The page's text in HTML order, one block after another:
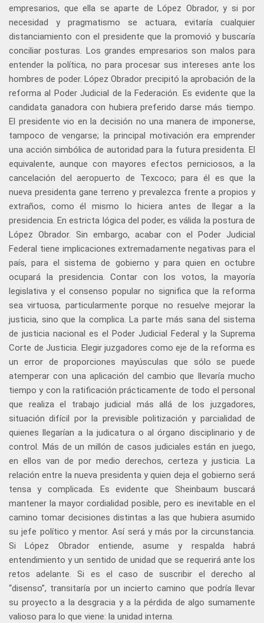
empresarios, que ella se aparte de López Obrador, y si por
necesidad y pragmatismo se actuara, evitaría cualquier
distanciamiento con el presidente que la promovió y buscaría
conciliar posturas. Los grandes empresarios son malos para
entender la política, no para procesar sus intereses ante los
hombres de poder. López Obrador precipitó la aprobación de la
reforma al Poder Judicial de la Federación. Es evidente que la
candidata ganadora con hubiera preferido darse más tiempo.
El presidente vio en la decisión no una manera de imponerse,
tampoco de vengarse; la principal motivación era emprender
una acción simbólica de autoridad para la futura presidenta. El
equivalente, aunque con mayores efectos perniciosos, a la
cancelación del aeropuerto de Texcoco; para él es que la
nueva presidenta gane terreno y prevalezca frente a propios y
extraños, como él mismo lo hiciera antes de llegar a la
presidencia. En estricta lógica del poder, es válida la postura de
López Obrador. Sin embargo, acabar con el Poder Judicial
Federal tiene implicaciones extremadamente negativas para el
país, para el sistema de gobierno y para quien en octubre
ocupará la presidencia. Contar con los votos, la mayoría
legislativa y el consenso popular no significa que la reforma
sea virtuosa, particularmente porque no resuelve mejorar la
justicia, sino que la complica. La parte más sana del sistema
de justicia nacional es el Poder Judicial Federal y la Suprema
Corte de Justicia. Elegir juzgadores como eje de la reforma es
un error de proporciones mayúsculas que sólo se puede
atemperar con una aplicación del cambio que llevaría mucho
tiempo y con la ratificación prácticamente de todo el personal
que realiza el trabajo judicial más allá de los juzgadores,
situación difícil por la previsible politización y parcialidad de
quienes llegarían a la judicatura o al órgano disciplinario y de
control. Más de un millón de casos judiciales están en juego,
en ellos van de por medio derechos, certeza y justicia. La
relación entre la nueva presidenta y quien deja el gobierno será
tensa y complicada. Es evidente que Sheinbaum buscará
mantener la mayor cordialidad posible, pero es inevitable en el
camino tomar decisiones distintas a las que hubiera asumido
su jefe político y mentor. Así será y más por la circunstancia.
Si López Obrador entiende, asume y respalda habrá
entendimiento y un sentido de unidad que se requerirá ante los
retos adelante. Si es el caso de suscribir el derecho al
“disenso”, transitaría por un incierto camino que podría llevar
su proyecto a la desgracia y a la pérdida de algo sumamente
valioso para lo que viene: la unidad interna.